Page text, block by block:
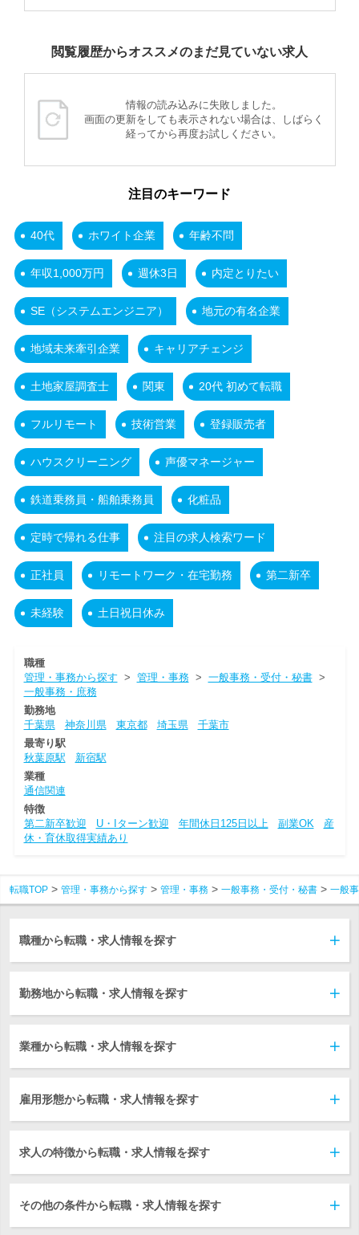
閲覧履歴からオススメのまだ見ていない求人
情報の読み込みに失敗しました。
画面の更新をしても表示されない場合は、しばらく
経ってから再度お試しください。
注目のキーワード
40代 ホワイト企業 年齢不問
年収1,000万円 週休3日 内定とりたい
SE（システムエンジニア） 地元の有名企業
地域未来牽引企業 キャリアチェンジ
土地家屋調査士 関東 20代 初めて転職
フルリモート 技術営業 登録販売者
ハウスクリーニング 声優マネージャー
鉄道乗務員・船舶乗務員 化粧品
定時で帰れる仕事 注目の求人検索ワード
正社員 リモートワーク・在宅勤務 第二新卒
未経験 土日祝日休み
職種
管理・事務から探す > 管理・事務> 一般事務・受付・秘書>
一般事務・庶務
勤務地
千葉県
神奈川県 東京都 埼玉県
千葉市
最寄り駅
秋葉原駅
新宿駅
業種
通信関連
特徴
第二新卒歓迎
U・Iターン歓迎 年間休日125日以上 副業OK
産
休・育休取得実績あり
転職TOP 管理・事務から探す 管理・事務 一般事務・受付・秘書 一般
職種から転職・求人情報を探す
勤務地から転職・求人情報を探す
業種から転職・求人情報を探す
雇用形態から転職・求人情報を探す
求人の特徴から転職・求人情報を探す
その他の条件から転職・求人情報を探す